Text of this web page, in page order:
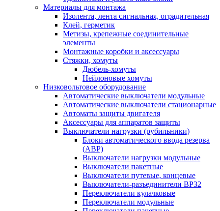
Материалы для монтажа
Изолента, лента сигнальная, оградительная
Клей, герметик
Метизы, крепежные соединительные
элементы
Монтажные коробки и аксессуары
Стяжки, хомуты
Дюбель-хомуты
Нейлоновые хомуты
Низковольтовое оборудование
Автоматические выключатели модульные
Автоматические выключатели стационарные
Автоматы защиты двигателя
Аксессуары для аппаратов защиты
Выключатели нагрузки (рубильники)
Блоки автоматического ввода резерва
(АВР)
Выключатели нагрузки модульные
Выключатели пакетные
Выключатели путевые, концевые
Выключатели-разъединители ВР32
Переключатели кулачковые
Переключатели модульные